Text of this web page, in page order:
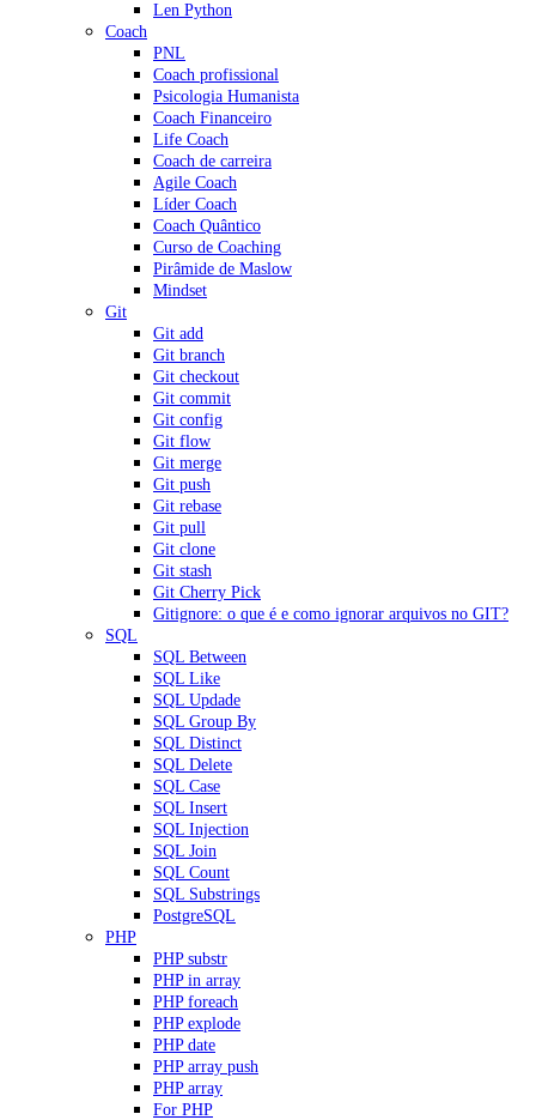
Len Python
Coach
PNL
Coach profissional
Psicologia Humanista
Coach Financeiro
Life Coach
Coach de carreira
Agile Coach
Líder Coach
Coach Quântico
Curso de Coaching
Pirâmide de Maslow
Mindset
Git
Git add
Git branch
Git checkout
Git commit
Git config
Git flow
Git merge
Git push
Git rebase
Git pull
Git clone
Git stash
Git Cherry Pick
Gitignore: o que é e como ignorar arquivos no GIT?
SQL
SQL Between
SQL Like
SQL Updade
SQL Group By
SQL Distinct
SQL Delete
SQL Case
SQL Insert
SQL Injection
SQL Join
SQL Count
SQL Substrings
PostgreSQL
PHP
PHP substr
PHP in array
PHP foreach
PHP explode
PHP date
PHP array push
PHP array
For PHP